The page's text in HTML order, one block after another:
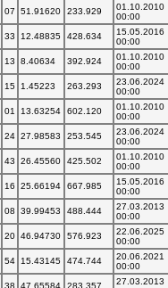
07 51.91620 233.929
01.10.2010
00:00
33 12.48835 428.634
15.05.2016
00:00
13 8.40634 392.924
01.10.2010
00:00
15 1.45223 263.293
23.06.2024
00:00
01 13.63254 602.120
01.10.2010
00:00
24 27.98583 253.545
23.06.2024
00:00
43 26.45560 425.502
01.10.2010
00:00
16 25.66194 667.985
15.05.2016
00:00
08 39.99453 488.444
27.03.2013
00:00
20 46.94730 576.923
22.06.2025
00:00
54 15.43145 474.744
20.06.2021
00:00
38 47.65584 283.357
27.03.2013